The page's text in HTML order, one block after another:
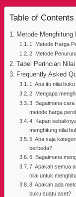
Table of Contents
Metode Menghitung
1. Metode Harga
2. Metode
Tabel Perincian
Frequently Asked
1. Apa itu nilai
2. Mengapa
3. Bagaimana
metode harga
4. Kapan
menghitung nilai
5. Apa saja
berbeda?
6. Bagaimana
7. Apakah semua
nilai untuk
8. Apakah ada
buku suatu aset?